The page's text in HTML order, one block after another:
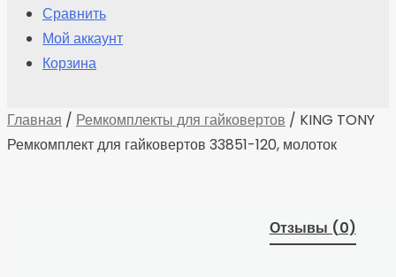
Сравнить
Мой аккаунт
Корзина
Главная / Ремкомплекты для гайковертов / KING TONY
Ремкомплект для гайковертов 33851-120, молоток
Отзывы (0)